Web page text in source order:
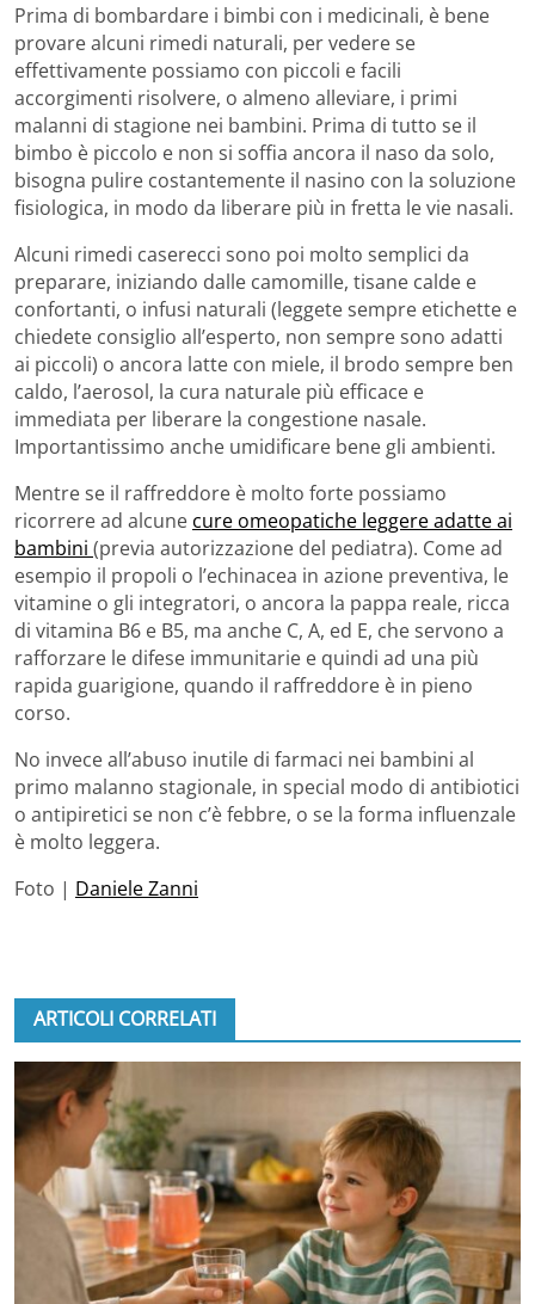
Prima di bombardare i bimbi con i medicinali, è bene
provare alcuni rimedi naturali, per vedere se
effettivamente possiamo con piccoli e facili
accorgimenti risolvere, o almeno alleviare, i primi
malanni di stagione nei bambini. Prima di tutto se il
bimbo è piccolo e non si soffia ancora il naso da solo,
bisogna pulire costantemente il nasino con la soluzione
fisiologica, in modo da liberare più in fretta le vie nasali.
Alcuni rimedi caserecci sono poi molto semplici da
preparare, iniziando dalle camomille, tisane calde e
confortanti, o infusi naturali (leggete sempre etichette e
chiedete consiglio all’esperto, non sempre sono adatti
ai piccoli) o ancora latte con miele, il brodo sempre ben
caldo, l’aerosol, la cura naturale più efficace e
immediata per liberare la congestione nasale.
Importantissimo anche umidificare bene gli ambienti.
Mentre se il raffreddore è molto forte possiamo
ricorrere ad alcune cure omeopatiche leggere adatte ai
bambini (previa autorizzazione del pediatra). Come ad
esempio il propoli o l’echinacea in azione preventiva, le
vitamine o gli integratori, o ancora la pappa reale, ricca
di vitamina B6 e B5, ma anche C, A, ed E, che servono a
rafforzare le difese immunitarie e quindi ad una più
rapida guarigione, quando il raffreddore è in pieno
corso.
No invece all’abuso inutile di farmaci nei bambini al
primo malanno stagionale, in special modo di antibiotici
o antipiretici se non c’è febbre, o se la forma influenzale
è molto leggera.
Foto | Daniele Zanni
ARTICOLI CORRELATI